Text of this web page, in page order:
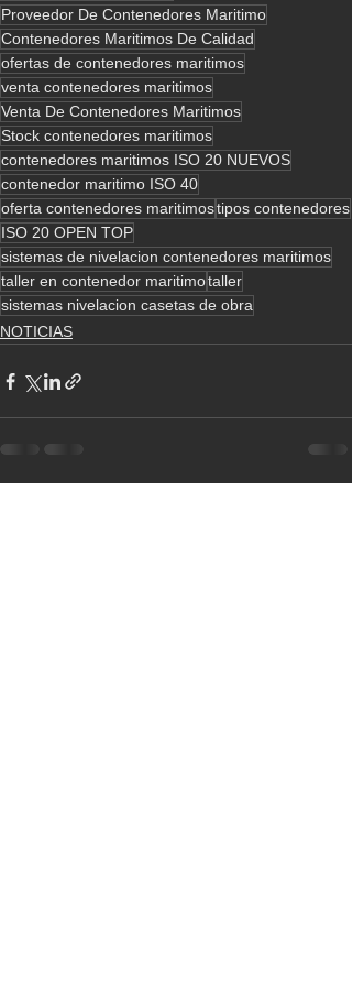
Proveedor De Contenedores Maritimo
Contenedores Maritimos De Calidad
ofertas de contenedores maritimos
venta contenedores maritimos
Venta De Contenedores Maritimos
Stock contenedores maritimos
contenedores maritimos ISO 20 NUEVOS
contenedor maritimo ISO 40
oferta contenedores maritimostipos contenedores
ISO 20 OPEN TOP
sistemas de nivelacion contenedores maritimos
taller en contenedor maritimotaller
sistemas nivelacion casetas de obra
NOTICIAS